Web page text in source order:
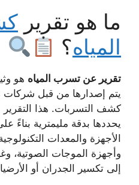
ما هو تقرير
المياه؟
تقرير عن تسرب المياه هو
يتم إصدارها من قبل
كشف التسربات. هذا
يحددها بدقة مليمترية بناءً
الأجهزة والمعدات
وأجهزة الموجات الصوتية،
إلى تكسير الجدران أو